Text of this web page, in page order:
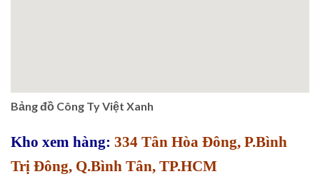
Bảng đồ Công Ty Việt Xanh
Kho xem hàng: 334 Tân Hòa Đông, P.Bình
Trị Đông, Q.Bình Tân, TP.HCM